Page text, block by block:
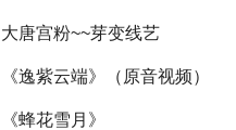
大唐宫粉~~芽变线艺
《逸紫云端》（原音视频）
《蜂花雪月》